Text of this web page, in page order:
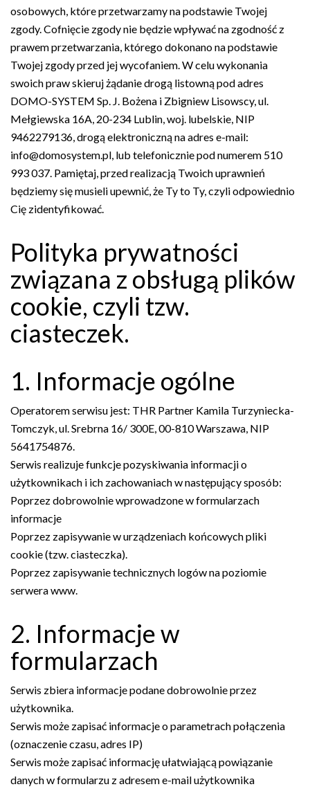
osobowych, które przetwarzamy na podstawie Twojej
zgody. Cofnięcie zgody nie będzie wpływać na zgodność z
prawem przetwarzania, którego dokonano na podstawie
Twojej zgody przed jej wycofaniem. W celu wykonania
swoich praw skieruj żądanie drogą listowną pod adres
DOMO-SYSTEM Sp. J. Bożena i Zbigniew Lisowscy, ul.
Mełgiewska 16A, 20-234 Lublin, woj. lubelskie, NIP
9462279136, drogą elektroniczną na adres e-mail:
info@domosystem.pl, lub telefonicznie pod numerem 510
993 037. Pamiętaj, przed realizacją Twoich uprawnień
będziemy się musieli upewnić, że Ty to Ty, czyli odpowiednio
Cię zidentyfikować.
Polityka prywatności
związana z obsługą plików
cookie, czyli tzw.
ciasteczek.
1. Informacje ogólne
Operatorem serwisu jest: THR Partner Kamila Turzyniecka-
Tomczyk, ul. Srebrna 16/ 300E, 00-810 Warszawa, NIP
5641754876.
Serwis realizuje funkcje pozyskiwania informacji o
użytkownikach i ich zachowaniach w następujący sposób:
Poprzez dobrowolnie wprowadzone w formularzach
informacje
Poprzez zapisywanie w urządzeniach końcowych pliki
cookie (tzw. ciasteczka).
Poprzez zapisywanie technicznych logów na poziomie
serwera www.
2. Informacje w
formularzach
Serwis zbiera informacje podane dobrowolnie przez
użytkownika.
Serwis może zapisać informacje o parametrach połączenia
(oznaczenie czasu, adres IP)
Serwis może zapisać informację ułatwiającą powiązanie
danych w formularzu z adresem e-mail użytkownika